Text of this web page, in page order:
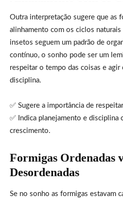
Outra interpretação sugere que as
alinhamento com os ciclos
insetos seguem um padrão de
contínuo, o sonho pode ser um
respeitar o tempo das coisas e
disciplina.
✅ Sugere a importância de
✅ Indica planejamento e disciplina
crescimento.
Formigas Ordenadas
Desordenadas
Se no sonho as formigas estavam